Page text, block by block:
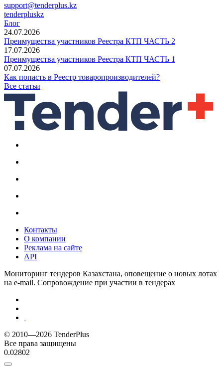
support@tenderplus.kz
tenderpluskz
Блог
24.07.2026
Преимущества участников Реестра КТП ЧАСТЬ 2
17.07.2026
Преимущества участников Реестра КТП ЧАСТЬ 1
07.07.2026
Как попасть в Реестр товаропроизводителей?
Все статьи
Контакты
О компании
Реклама на сайте
API
Мониторинг тендеров Казахстана, оповещение о новых лотах
на e-mail. Сопровождение при участии в тендерах
© 2010—2026 TenderPlus
Все права защищены
0.02802